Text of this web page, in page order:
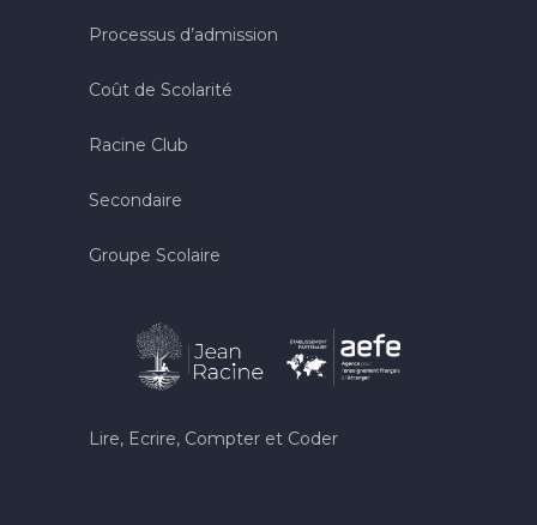
Processus d’admission
Coût de Scolarité
Racine Club
Secondaire
Groupe Scolaire
Lire, Ecrire, Compter et Coder